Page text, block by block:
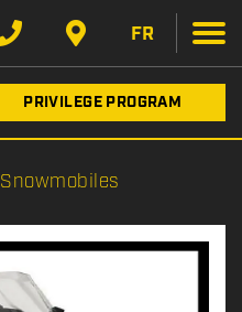
FR
PRIVILEGE PROGRAM
Snowmobiles